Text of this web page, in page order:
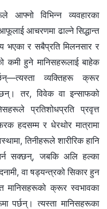
आफ्नो विभिन्न व्यवहारका
आचरणमा ढाल्ने सिद्धान्त
भएका र सबैप्रति मिलनसार र
कमी हुने मानिसहरूलाई बाहेक
व्यक्तिहरू क्रूर
तर, विवेक वा इन्साफको
प्रतिशोधप्रति प्रवृत्त
हदसम्म र धेरथोर मात्रामा
तिनीहरूले शारीरिक हानि
सक्छन्, जबकि अलि हल्का
वा षड्यन्त्रको सिकार हुन
मानिसहरूको क्रूर स्वभावका
पर्छन्। त्यस्ता मानिसहरूका